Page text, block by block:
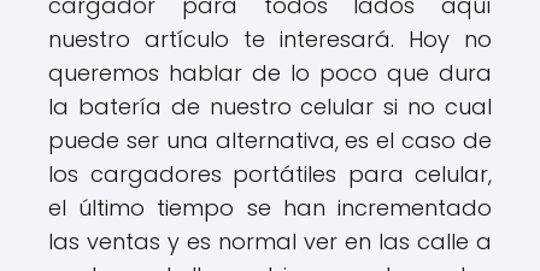
nuestro artículo te interesará. Hoy no
queremos hablar de lo poco que dura
la batería de nuestro celular si no cual
puede ser una alternativa, es el caso de
los cargadores portátiles para celular,
el último tiempo se han incrementado
las ventas y es normal ver en las calle a